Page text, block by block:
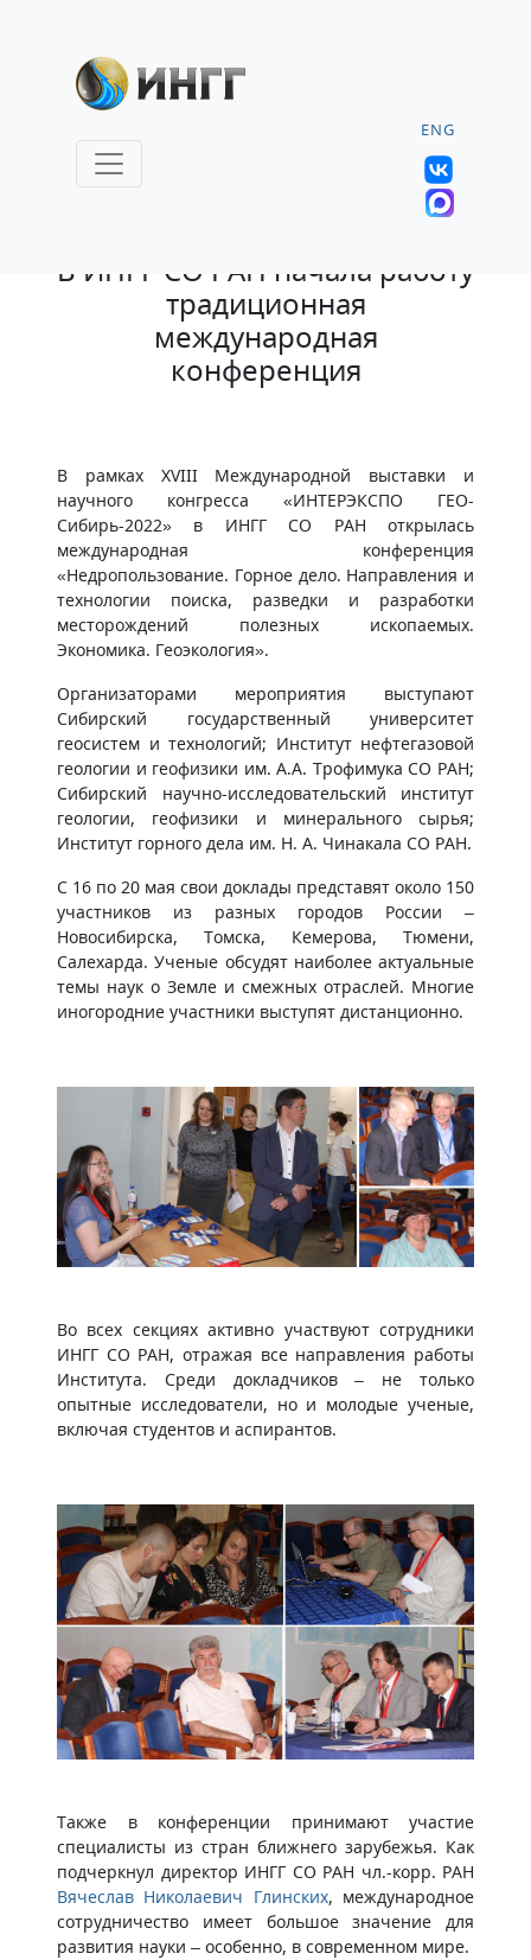
ENG
В ИНГГ СО РАН начала работу
традиционная
международная
конференция
В рамках XVIII Международной выставки и
научного конгресса «ИНТЕРЭКСПО ГЕО-
Сибирь-2022» в ИНГГ СО РАН открылась
международная конференция
«Недропользование. Горное дело. Направления и
технологии поиска, разведки и разработки
месторождений полезных ископаемых.
Экономика. Геоэкология».
Организаторами мероприятия выступают
Сибирский государственный университет
геосистем и технологий; Институт нефтегазовой
геологии и геофизики им. А.А. Трофимука СО РАН;
Сибирский научно-исследовательский институт
геологии, геофизики и минерального сырья;
Институт горного дела им. Н. А. Чинакала СО РАН.
С 16 по 20 мая свои доклады представят около 150
участников из разных городов России –
Новосибирска, Томска, Кемерова, Тюмени,
Салехарда. Ученые обсудят наиболее актуальные
темы наук о Земле и смежных отраслей. Многие
иногородние участники выступят дистанционно.
Во всех секциях активно участвуют сотрудники
ИНГГ СО РАН, отражая все направления работы
Института. Среди докладчиков – не только
опытные исследователи, но и молодые ученые,
включая студентов и аспирантов.
Также в конференции принимают участие
специалисты из стран ближнего зарубежья. Как
подчеркнул директор ИНГГ СО РАН чл.-корр. РАН
Вячеслав Николаевич Глинских, международное
сотрудничество имеет большое значение для
развития науки – особенно, в современном мире.